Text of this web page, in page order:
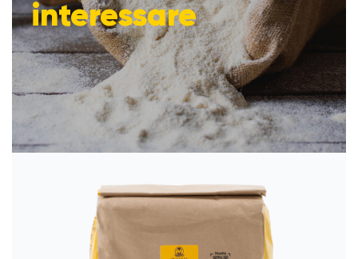
interessare